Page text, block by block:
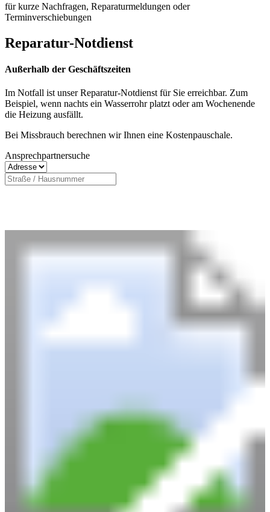
für kurze Nachfragen, Reparaturmeldungen oder
Terminverschiebungen
Reparatur-Notdienst
Außerhalb der Geschäftszeiten
Im Notfall ist unser Reparatur-Notdienst für Sie erreichbar. Zum
Beispiel, wenn nachts ein Wasserrohr platzt oder am Wochenende
die Heizung ausfällt.
Bei Missbrauch berechnen wir Ihnen eine Kostenpauschale.
Ansprechpartnersuche